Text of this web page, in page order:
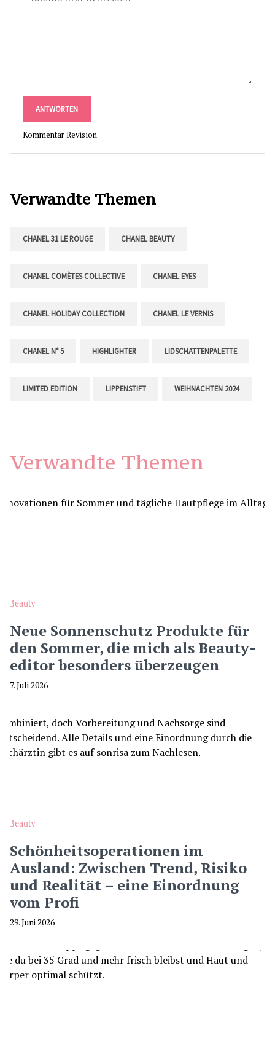
ANTWORTEN
Kommentar Revision
Verwandte Themen
CHANEL 31 LE ROUGE CHANEL BEAUTY
CHANEL COMÈTES COLLECTIVE CHANEL EYES
CHANEL HOLIDAY COLLECTION CHANEL LE VERNIS
CHANEL N° 5 HIGHLIGHTER LIDSCHATTENPALETTE
LIMITED EDITION LIPPENSTIFT WEIHNACHTEN 2024
Verwandte Themen
Beauty
Neue Sonnenschutz Produkte für
den Sommer, die mich als Beauty-
editor besonders überzeugen
7. Juli 2026
Beauty
Schönheitsoperationen im
Ausland: Zwischen Trend, Risiko
und Realität – eine Einordnung
vom Profi
29. Juni 2026